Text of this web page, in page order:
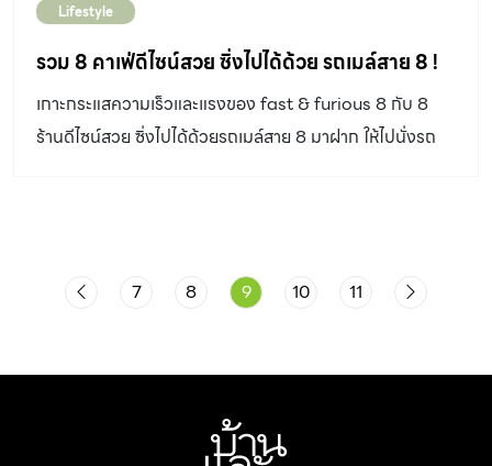
บรรยากาศภายในห้องซึ่งเดิมตกแต่งในแบบยุค 1970 มีการ
กั้นพื้นที่เป็นหลายๆ ห้องตามการใช้งาน หลังคุณลุลาได้ห้องนี้
ครัว ส่วนรับแขก – นั่งเล่น และสวนเล็กๆ ริมระเบียง ส่วนที่
สองคือห้องนอนและมุมทำงาน การตกแต่งโดยรวมใช้โทนสี
ก่อนตีโครงไม้หุ้มต่ำลงมา 10 เซนติเมตรรอบคาน แล้วทาสี
ตกแต่งให้เกิดเท็กซ์เจอร์ดูคล้ายไม้เก่า ที่สะดุดตาคือผนังข้าง
และสิ่งของต่างๆ “อยากใช้มุมนี้แขวนจักรยานและพวกรองเท้า
ปีนเขา เพราะชอบกิจกรรมผจญภัย ช่วงที่ไม่มีงานก็จะออก
ต่างจังหวัด ส่วนมากจะไปกระบี่เพื่อปีนหน้าผา แล้วก็ไปภูเก็ต
Lifestyle
รวม 8 คาเฟ่ดีไซน์สวย ซิ่งไปได้ด้วย รถเมล์สาย 8 !
เกาะกระแสความเร็วและแรงของ fast & furious 8 กับ 8
ร้านดีไซน์สวย ซิ่งไปได้ด้วยรถเมล์สาย 8 มาฝาก ให้ไปนั่งรถ
7 8 9 10 11